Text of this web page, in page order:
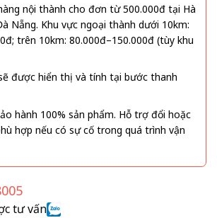
nội thành cho đơn từ 500.000đ tại Hà
Nẵng. Khu vực ngoại thành dưới 10km:
trên 10km: 80.000đ–150.000đ (tùy khu
được hiển thị và tính tại bước thanh
hành 100% sản phẩm. Hỗ trợ đổi hoặc
hợp nếu có sự cố trong quá trình vận
tư vấn